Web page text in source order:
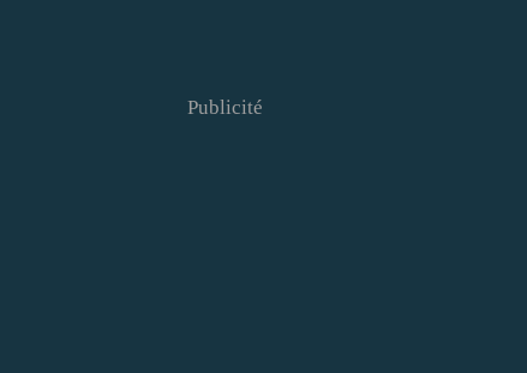
Publicité